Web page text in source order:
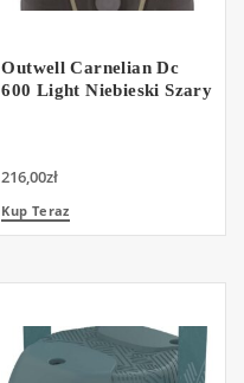
Outwell Carnelian Dc
600 Light Niebieski Szary
216,00zł
Kup Teraz